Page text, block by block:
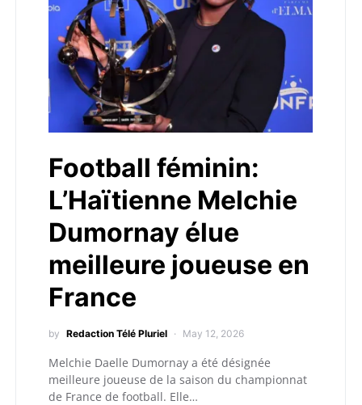
Football féminin:
L’Haïtienne Melchie
Dumornay élue
meilleure joueuse en
France
by Redaction Télé Pluriel May 12, 2026
Melchie Daelle Dumornay a été désignée
meilleure joueuse de la saison du championnat
de France de football. Elle…